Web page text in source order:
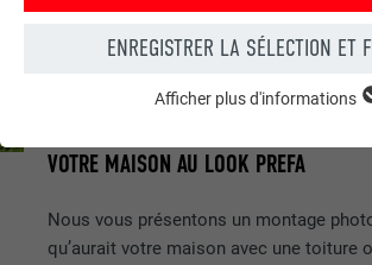
VOTRE MAISON AU LOOK PREFA
Nous vous présentons un montage
qu’aurait votre maison avec une toiture
ENREGISTRER LA SÉLECTION ET
fonctions de base du site Internet. Ils
Afficher les informations relatives
Afficher plus d'informations